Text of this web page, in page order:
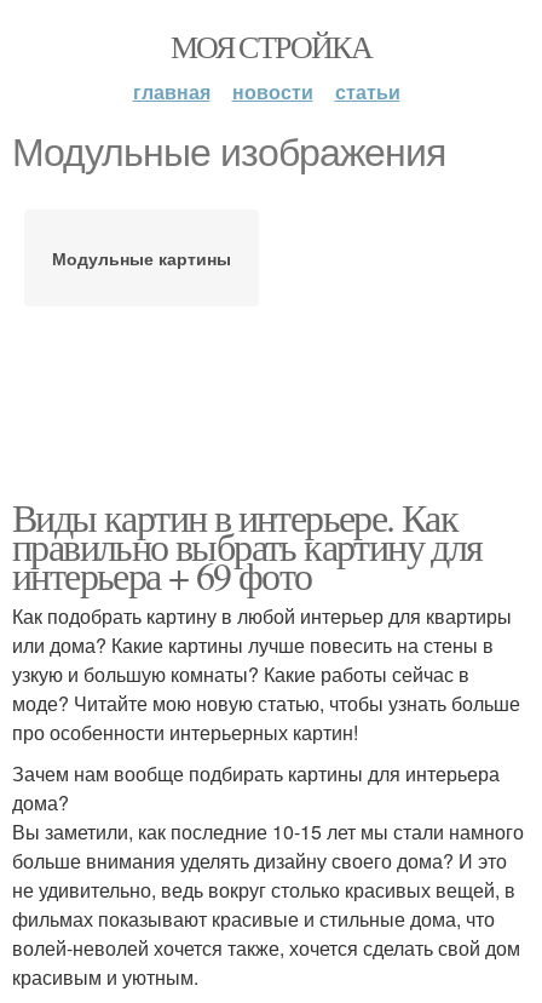
МОЯ СТРОЙКА
главная новости статьи
Модульные изображения
Модульные картины
Виды картин в интерьере. Как
правильно выбрать картину для
интерьера + 69 фото
Как подобрать картину в любой интерьер для квартиры
или дома? Какие картины лучше повесить на стены в
узкую и большую комнаты? Какие работы сейчас в
моде? Читайте мою новую статью, чтобы узнать больше
про особенности интерьерных картин!
Зачем нам вообще подбирать картины для интерьера
дома?
Вы заметили, как последние 10-15 лет мы стали намного
больше внимания уделять дизайну своего дома? И это
не удивительно, ведь вокруг столько красивых вещей, в
фильмах показывают красивые и стильные дома, что
волей-неволей хочется также, хочется сделать свой дом
красивым и уютным.